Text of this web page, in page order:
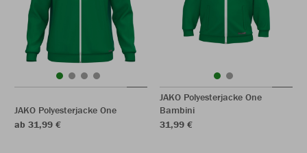
JAKO Polyesterjacke One
ab 31,99 €
JAKO Polyesterjacke One
Bambini
31,99 €